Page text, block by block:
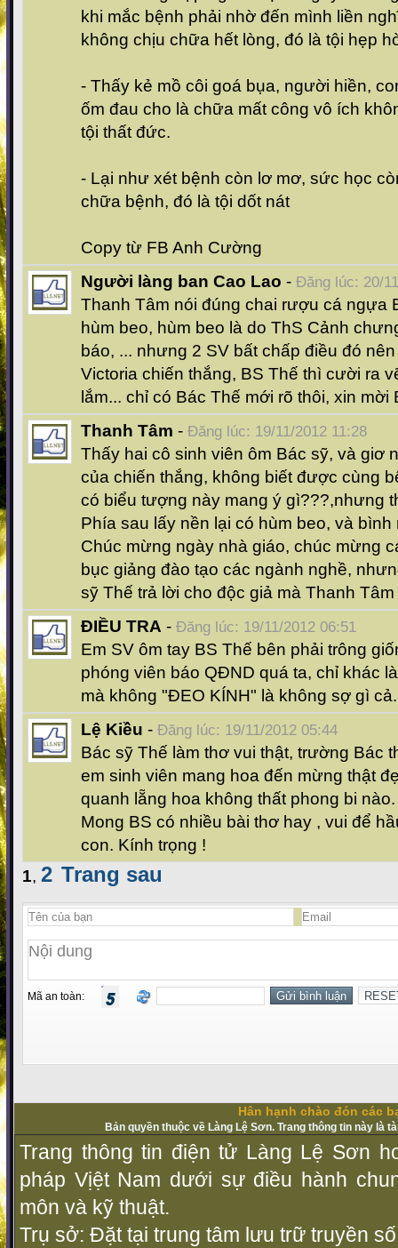
khi mắc bệnh phải nhờ đến mình liền
không chịu chữa hết lòng, đó là tội hẹp
- Thấy kẻ mồ côi goá bụa, người hiền,
ốm đau cho là chữa mất công vô ích
tội thất đức.
- Lại như xét bệnh còn lơ mơ, sức học
chữa bệnh, đó là tội dốt nát
Copy từ FB Anh Cường
Người làng ban Cao Lao - Đăng lúc: 20/
Thanh Tâm nói đúng chai rượu cá ngựa
hùm beo, hùm beo là do ThS Cảnh
báo, ... nhưng 2 SV bất chấp điều đó
Victoria chiến thắng, BS Thế thì cười ra
lắm... chỉ có Bác Thế mới rõ thôi, xin mời
Thanh Tâm - Đăng lúc: 19/11/2012 11:28
Thấy hai cô sinh viên ôm Bác sỹ, và giơ
của chiến thắng, không biết được cùng
có biểu tượng này mang ý gì???,nhưng
Phía sau lấy nền lại có hùm beo, và
Chúc mừng ngày nhà giáo, chúc mừng
bục giảng đào tạo các ngành nghề,
sỹ Thế trả lời cho độc giả mà Thanh
ĐIỀU TRA - Đăng lúc: 19/11/2012 06:51
Em SV ôm tay BS Thế bên phải trông
phóng viên báo QĐND quá ta, chỉ khác
mà không "ĐEO KÍNH" là không sợ gì
Lệ Kiều - Đăng lúc: 19/11/2012 05:44
Bác sỹ Thế làm thơ vui thật, trường Bác
em sinh viên mang hoa đến mừng thật
quanh lẵng hoa không thất phong bi nào.
Mong BS có nhiều bài thơ hay , vui để
con. Kính trọng !
1, 2 Trang sau
Mã an toàn:
Hân hạnh chào đón các
Bản quyền thuộc về Làng Lệ Sơn. Trang thông tin này là
Trang thông tin điện tử Làng Lệ Sơn
pháp Vịệt Nam dưới sự điều hành
môn và kỹ thuật.
Trụ sở: Đặt tại trung tâm lưu trữ truyền